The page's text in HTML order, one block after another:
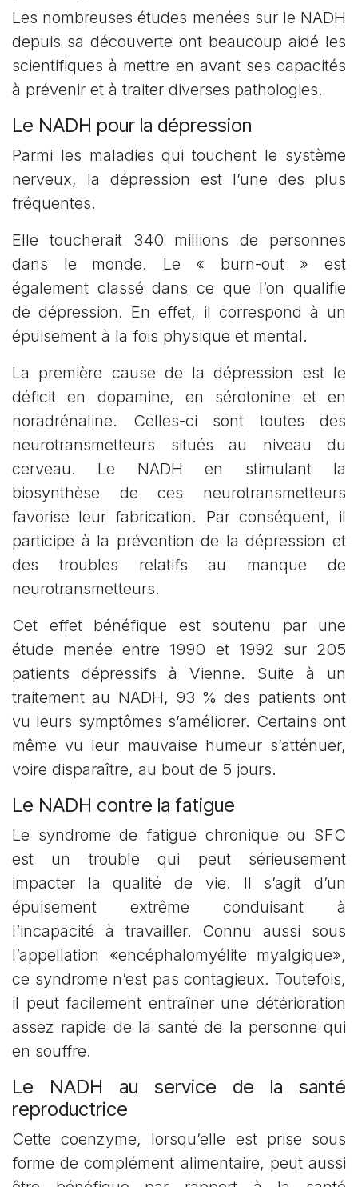
Les nombreuses études menées sur le NADH
depuis sa découverte ont beaucoup aidé les
scientifiques à mettre en avant ses capacités
à prévenir et à traiter diverses pathologies.
Le NADH pour la dépression
Parmi les maladies qui touchent le système
nerveux, la dépression est l’une des plus
fréquentes.
Elle toucherait 340 millions de personnes
dans le monde. Le « burn-out » est
également classé dans ce que l’on qualifie
de dépression. En effet, il correspond à un
épuisement à la fois physique et mental.
La première cause de la dépression est le
déficit en dopamine, en sérotonine et en
noradrénaline. Celles-ci sont toutes des
neurotransmetteurs situés au niveau du
cerveau. Le NADH en stimulant la
biosynthèse de ces neurotransmetteurs
favorise leur fabrication. Par conséquent, il
participe à la prévention de la dépression et
des troubles relatifs au manque de
neurotransmetteurs.
Cet effet bénéfique est soutenu par une
étude menée entre 1990 et 1992 sur 205
patients dépressifs à Vienne. Suite à un
traitement au NADH, 93 % des patients ont
vu leurs symptômes s’améliorer. Certains ont
même vu leur mauvaise humeur s’atténuer,
voire disparaître, au bout de 5 jours.
Le NADH contre la fatigue
Le syndrome de fatigue chronique ou SFC
est un trouble qui peut sérieusement
impacter la qualité de vie. Il s’agit d’un
épuisement extrême conduisant à
l’incapacité à travailler. Connu aussi sous
l’appellation «encéphalomyélite myalgique»,
ce syndrome n’est pas contagieux. Toutefois,
il peut facilement entraîner une détérioration
assez rapide de la santé de la personne qui
en souffre.
Le NADH au service de la santé
reproductrice
Cette coenzyme, lorsqu’elle est prise sous
forme de complément alimentaire, peut aussi